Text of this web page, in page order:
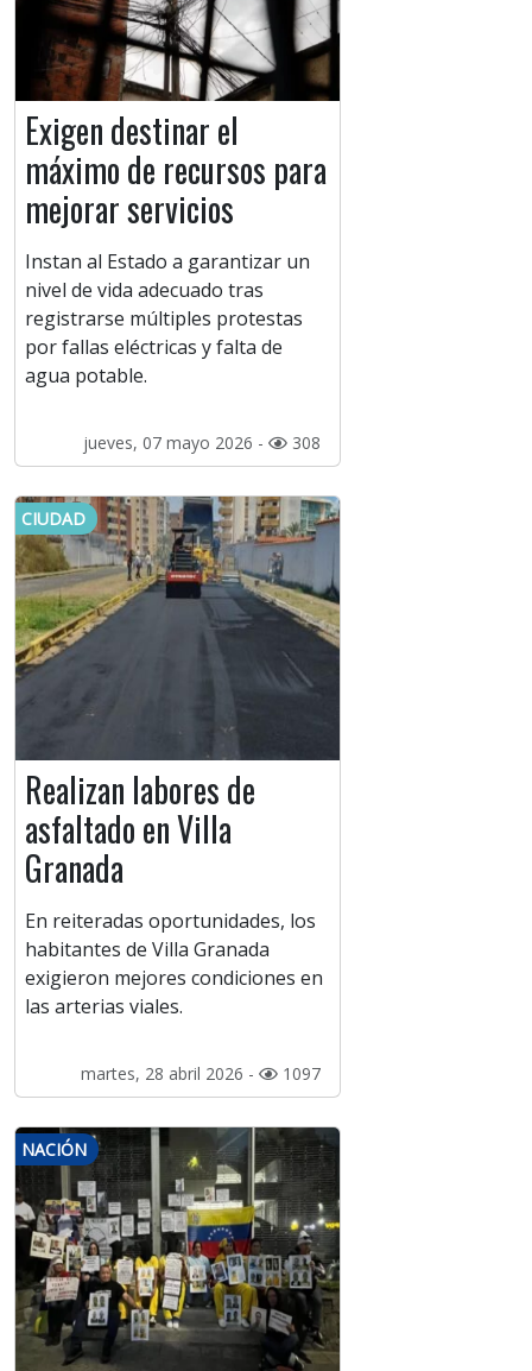
Exigen destinar el
máximo de recursos para
mejorar servicios
Instan al Estado a garantizar un
nivel de vida adecuado tras
registrarse múltiples protestas
por fallas eléctricas y falta de
agua potable.
jueves, 07 mayo 2026 - 308
CIUDAD
Realizan labores de
asfaltado en Villa
Granada
En reiteradas oportunidades, los
habitantes de Villa Granada
exigieron mejores condiciones en
las arterias viales.
martes, 28 abril 2026 - 1097
NACIÓN